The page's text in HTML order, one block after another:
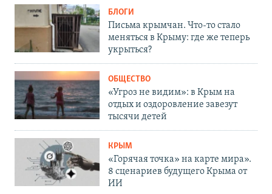
БЛОГИ
Письма крымчан. Что-то стало
меняться в Крыму: где же теперь
укрыться?
ОБЩЕСТВО
«Угроз не видим»: в Крым на
отдых и оздоровление завезут
тысячи детей
КРЫМ
«Горячая точка» на карте мира».
8 сценариев будущего Крыма от
ИИ